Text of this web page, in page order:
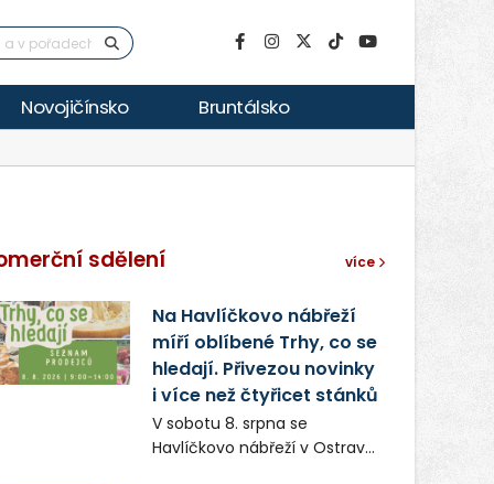
Novojičínsko Bruntálsko
sdělení více
Na Havlíčkovo nábřeží
míří oblíbené Trhy, co se
hledají. Přivezou novinky
i více než čtyřicet stánků
V sobotu 8. srpna se
Havlíčkovo nábřeží v Ostravě